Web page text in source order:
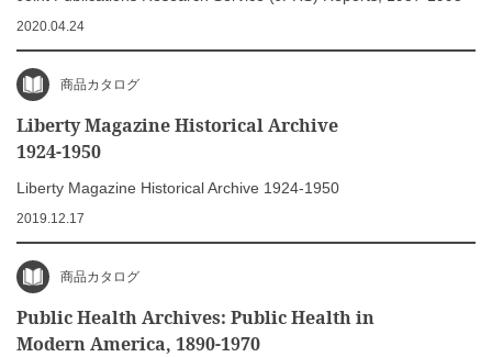
2020.04.24
商品カタログ
Liberty Magazine Historical Archive
1924-1950
Liberty Magazine Historical Archive 1924-1950
2019.12.17
商品カタログ
Public Health Archives: Public Health in
Modern America, 1890-1970